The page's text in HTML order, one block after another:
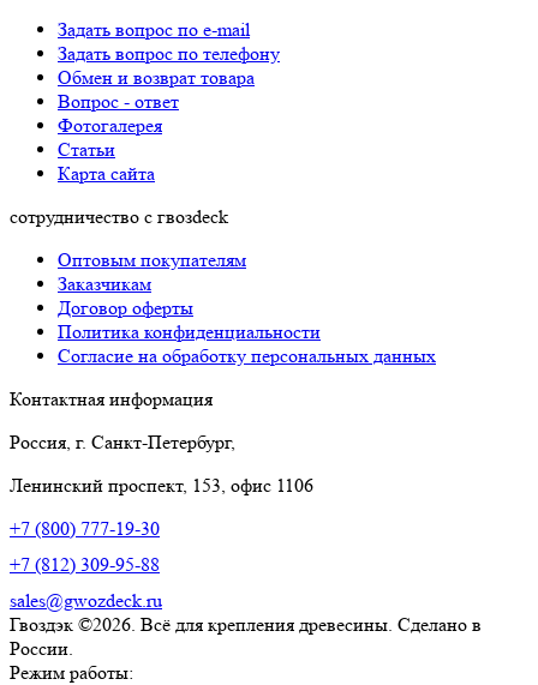
Задать вопрос по e-mail
Задать вопрос по телефону
Обмен и возврат товара
Вопрос - ответ
Фотогалерея
Статьи
Карта сайта
сотрудничество с гвозdeck
Оптовым покупателям
Заказчикам
Договор оферты
Политика конфиденциальности
Согласие на обработку персональных данных
Контактная информация
Россия, г. Санкт-Петербург,
Ленинский проспект, 153, офис 1106
+7 (800) 777-19-30
+7 (812) 309-95-88
sales@gwozdeck.ru
Гвоздэк ©2026. Всё для крепления древесины. Сделано в
России.
Режим работы: